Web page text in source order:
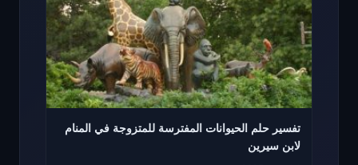
تفسير حلم الحيوانات المفترسة للمتزوجة في المنام
لابن سيرين